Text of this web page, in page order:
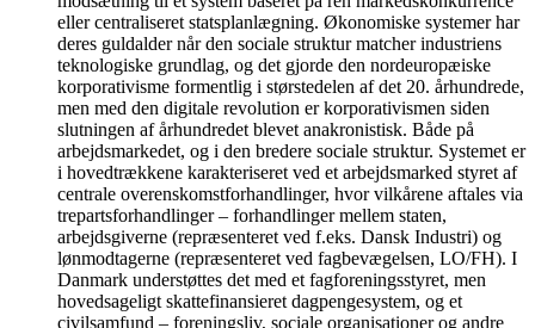
eller centraliseret statsplanlægning. Økonomiske systemer har
deres guldalder når den sociale struktur matcher industriens
teknologiske grundlag, og det gjorde den nordeuropæiske
korporativisme formentlig i størstedelen af det 20. århundrede,
men med den digitale revolution er korporativismen siden
slutningen af århundredet blevet anakronistisk. Både på
arbejdsmarkedet, og i den bredere sociale struktur. Systemet er
i hovedtrækkene karakteriseret ved et arbejdsmarked styret af
centrale overenskomstforhandlinger, hvor vilkårene aftales via
trepartsforhandlinger – forhandlinger mellem staten,
arbejdsgiverne (repræsenteret ved f.eks. Dansk Industri) og
lønmodtagerne (repræsenteret ved fagbevægelsen, LO/FH). I
Danmark understøttes det med et fagforeningsstyret, men
hovedsageligt skattefinansieret dagpengesystem, og et
civilsamfund – foreningsliv, sociale organisationer og andre